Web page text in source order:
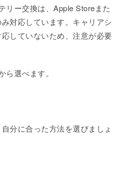
リー交換は、Apple Storeまた
対応しています。キャリアシ
していないため、注意が必要
ら選べます。
分に合った方法を選びましょ